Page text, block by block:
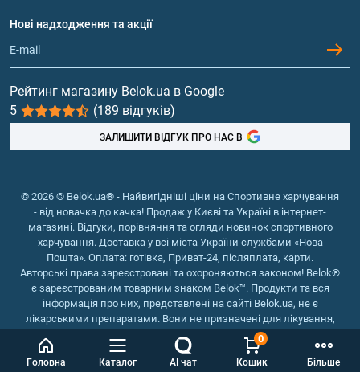
Головна Каталог AI чат Кошик
0
Більше
Обмін та повернення
Протеїн
Гейнери
Вітаміни та мінерали
Риб'ячий жир, жирні кислоти
Нові надходження та акції
Рейтинг магазину Belok.ua в Google
5
(189 відгуків)
ЗАЛИШИТИ ВІДГУК ПРО НАС В
© 2026 © Belok.ua® - Найвигідніші ціни на Спортивне харчування
- від новачка до качка! Продаж у Києві та Україні в інтернет-
магазині. Відгуки, порівняння та огляди новинок спортивного
харчування. Доставка у всі міста України службами «Нова
Пошта». Оплата: готівка, Приват-24, післяплата, карти.
Авторські права зареєстровані та охороняються законом! Belok®
є зареєстрованим товарним знаком Belok™. Продукти та вся
інформація про них, представлені на сайті Belok.ua, не є
лікарськими препаратами. Вони не призначені для лікування,
зняття симптомів та запобігання хворобам.
Інтернет магазин Belok.ua
Інтернет магазин спортивного
харчування